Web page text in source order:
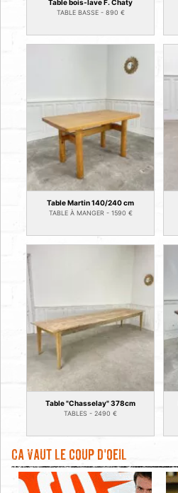
Table bois-lave F. Chaty
TABLE BASSE - 890 €
Table Martin 140/240 cm
TABLE À MANGER - 1590 €
Table "Chasselay" 378cm
TABLES - 2490 €
Ca vaut le coup d'oeil